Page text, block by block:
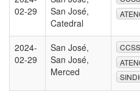
02-29
San José,
Catedral
2024-
02-29
San José,
San José,
Merced
CCSS